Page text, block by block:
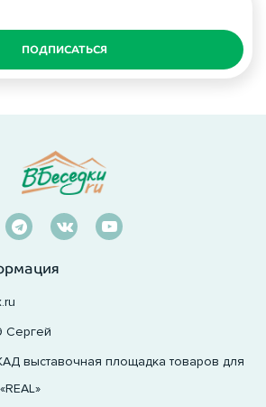
ПОДПИСАТЬСЯ
Сергей
выставочная площадка товаров для